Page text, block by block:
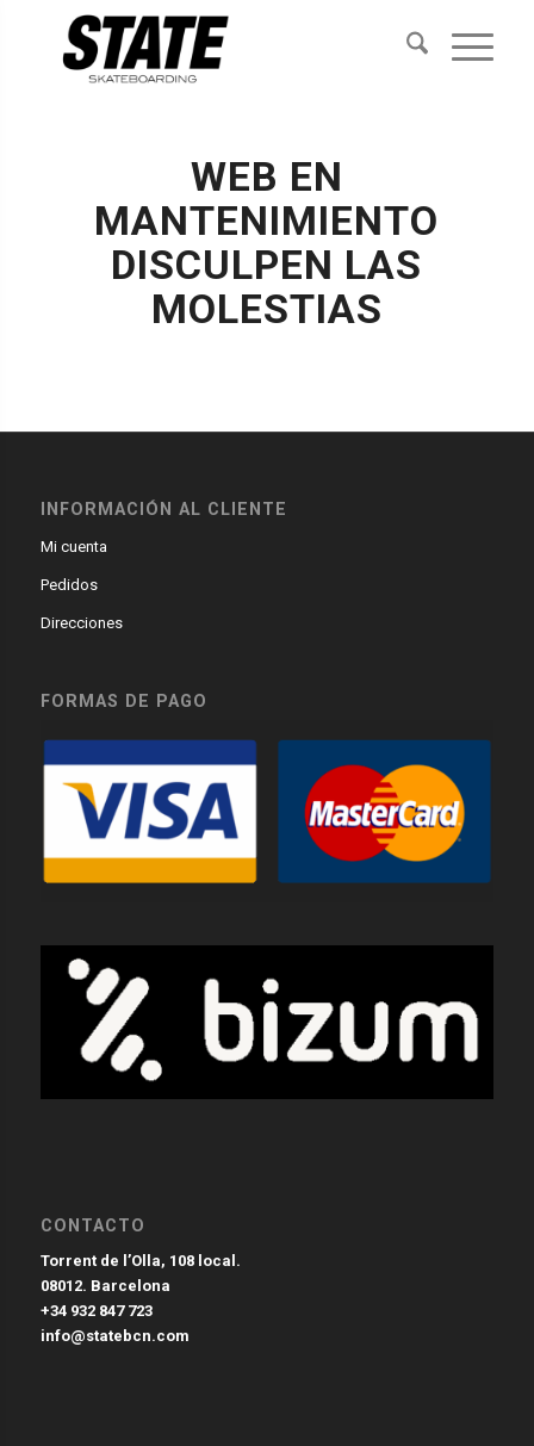
WEB EN
MANTENIMIENTO
DISCULPEN LAS
MOLESTIAS
INFORMACIÓN AL CLIENTE
Mi cuenta
Pedidos
Direcciones
FORMAS DE PAGO
CONTACTO
Torrent de l’Olla, 108 local.
08012. Barcelona
+34 932 847 723
info@statebcn.com